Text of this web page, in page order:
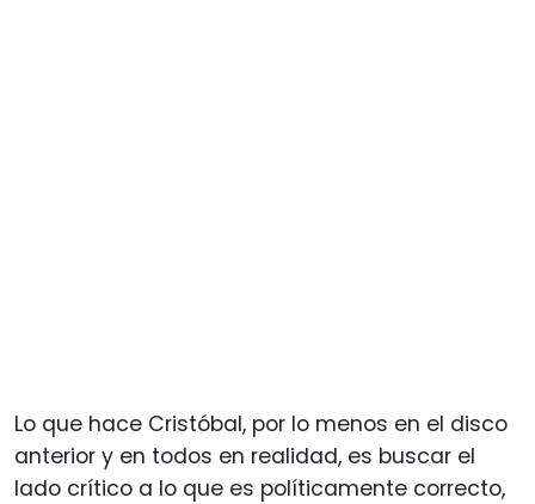
Lo que hace Cristóbal, por lo menos en el disco
anterior y en todos en realidad, es buscar el
lado crítico a lo que es políticamente correcto,